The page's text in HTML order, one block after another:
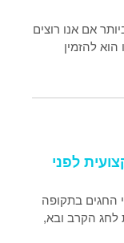
אם אנו רוצים
להזמין
לפני
החגים בתקופה
לחג הקרב ובא,